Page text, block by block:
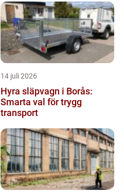
14 juli 2026
Hyra släpvagn i Borås:
Smarta val för trygg
transport